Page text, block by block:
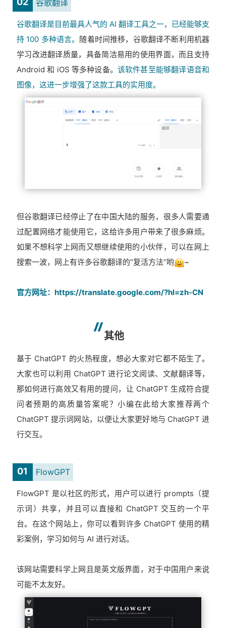
谷歌翻译
谷歌翻译是目前最具人气的 AI 翻译工具之一，已经能够支
持 100 多种语言。 随着时间推移，谷歌翻译不断利用机器
学习改进翻译质量，具备简洁易用的使用界面，而且支持
Android 和 iOS 等多种设备。 该软件甚至能够翻译语音和
图像，这进一步增强了这款工具的实用度。
但谷歌翻译已经停止了在中国大陆的服务，很多人需要通
过配置网络才能使用它，这给许多用户带来了很多麻烦。
如果不想科学上网而又想继续使用的小伙伴，可以在网上
搜索一波，网上有许多谷歌翻译的“复活方法”哟
~
官方网址：https://translate.google.com/?hl=zh-CN
其他
基于 ChatGPT 的火热程度，想必大家对它都不陌生了。
大家也可以利用 ChatGPT 进行论文阅读、文献翻译等，
那如何进行高效又有用的提问，让 ChatGPT 生成符合提
问者预期的高质量答案呢？小编在此给大家推荐两个
ChatGPT 提示词网站，以便让大家更好地与 ChatGPT 进
行交互。
01 FlowGPT
FlowGPT 是以社区的形式，用户可以进行 prompts（提
示词）共享，并且可以直接和 ChatGPT 交互的一个平
台。在这个网站上，你可以看到许多 ChatGPT 使用的精
彩案例，学习如何与 AI 进行对话。
该网站需要科学上网且是英文版界面，对于中国用户来说
可能不太友好。